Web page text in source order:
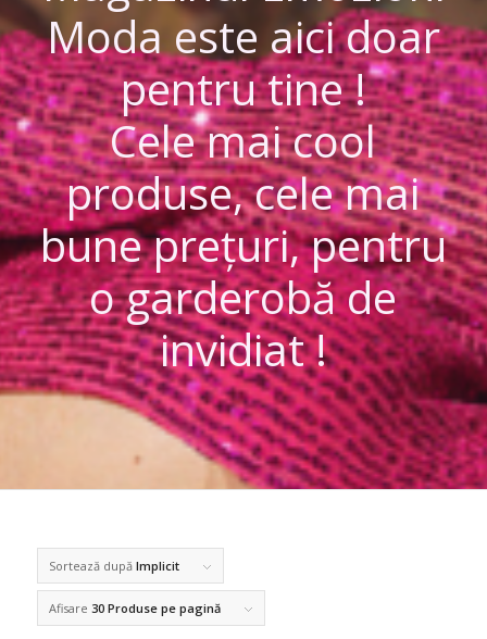
Moda este aici doar
pentru tine !
Cele mai cool
produse, cele mai
bune prețuri, pentru
o garderobă de
invidiat !
Sortează după Implicit
Afisare 30 Produse pe pagină